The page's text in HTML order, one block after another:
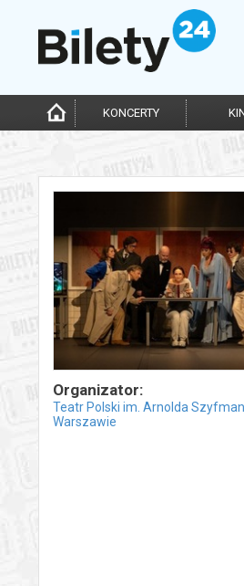
KONCERTY
Organizator:
Teatr Polski im. Arnolda
Warszawie